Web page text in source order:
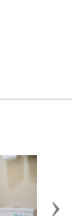
Next